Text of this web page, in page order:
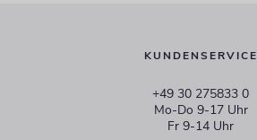
KUNDENSERVICE
+49 30 275833 0
Mo-Do 9-17 Uhr
Fr 9-14 Uhr